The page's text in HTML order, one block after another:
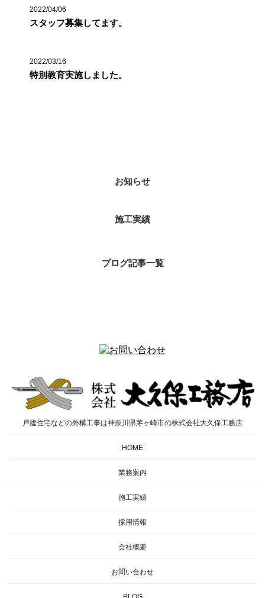
2022/04/06
スタッフ募集してます。
2022/03/16
特別教育実施しました。
お知らせ
施工実績
ブログ記事一覧
戸建住宅などの外構工事は神奈川県茅ヶ崎市の株式会社大久保工務店
HOME
業務案内
施工実績
採用情報
会社概要
お問い合わせ